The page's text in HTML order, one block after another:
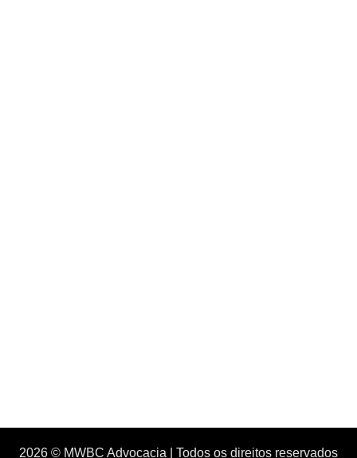
2026 © MWBC Advocacia | Todos os direitos reservados